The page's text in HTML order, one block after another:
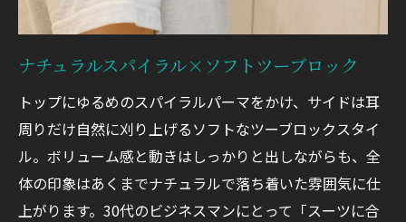
ナチュラルスパイラル×ソフトツーブロック
トップにゆるめのスパイラルパーマをかけ、サイドは耳
周りだけ自然に刈り上げるソフトなツーブロックスタイ
ル。ボリューム感と動きはしっかりと出しながらも、全
体の印象はあくまでナチュラルで落ち着いた雰囲気に仕
上がります。30代のビジネスマンにとって「スーツに合